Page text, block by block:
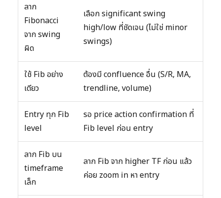
ลาก
Fibonacci
จาก swing
ผิด
เลือก significant swing
high/low ที่ชัดเจน (ไม่ใช่ minor
swings)
ใช้ Fib อย่าง
เดียว
ต้องมี confluence อื่น (S/R, MA,
trendline, volume)
Entry ทุก Fib
level
รอ price action confirmation ที่
Fib level ก่อน entry
ลาก Fib บน
timeframe
เล็ก
ลาก Fib จาก higher TF ก่อน แล้ว
ค่อย zoom in หา entry